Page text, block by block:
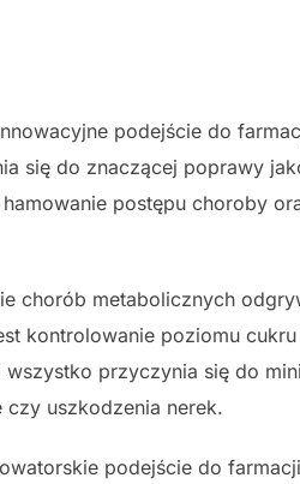
podejście do
się do znaczącej poprawy
postępu choroby
chorób metabolicznych
kontrolowanie poziomu
przyczynia się do
czy uszkodzenia nerek.
podejście do